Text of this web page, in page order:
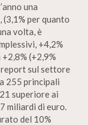
una
per quanto
volta, è
+4,2%
(+2,9%
sul settore
255 principali
superiore ai
miliardi di euro.
del 10%